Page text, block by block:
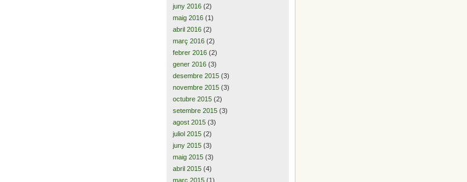
juny 2016 (2)
maig 2016 (1)
abril 2016 (2)
març 2016 (2)
febrer 2016 (2)
gener 2016 (3)
desembre 2015 (3)
novembre 2015 (3)
octubre 2015 (2)
setembre 2015 (3)
agost 2015 (3)
juliol 2015 (2)
juny 2015 (3)
maig 2015 (3)
abril 2015 (4)
març 2015 (1)